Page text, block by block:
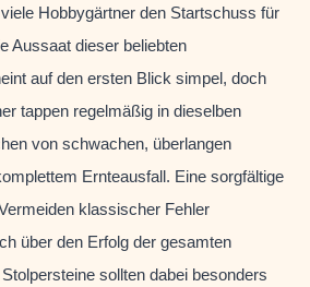
Hobbygärtner den Startschuss für
Aussaat dieser beliebten
auf den ersten Blick simpel, doch
tappen regelmäßig in dieselben
von schwachen, überlangen
Ernteausfall. Eine sorgfältige
klassischer Fehler
über den Erfolg der gesamten
sollten dabei besonders